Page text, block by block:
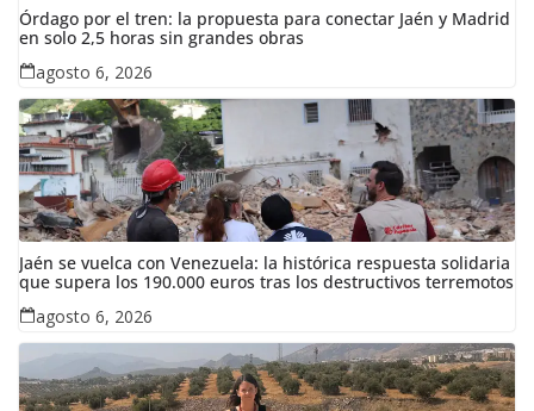
Órdago por el tren: la propuesta para conectar Jaén y Madrid
en solo 2,5 horas sin grandes obras
agosto 6, 2026
Jaén se vuelca con Venezuela: la histórica respuesta solidaria
que supera los 190.000 euros tras los destructivos terremotos
agosto 6, 2026